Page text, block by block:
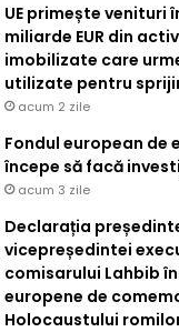
UE primește venituri
miliarde EUR din
imobilizate care
utilizate pentru
acum 2 zile
Fondul european de
începe să facă
acum 3 zile
Declarația
vicepreședintei
comisarului Lahbib
europene de
Holocaustului